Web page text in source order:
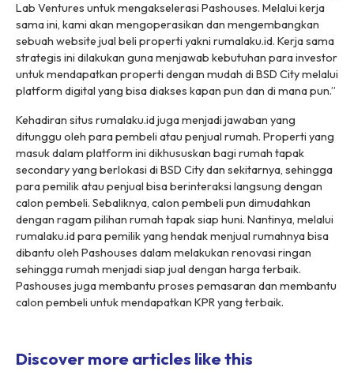
Lab Ventures untuk mengakselerasi Pashouses. Melalui kerja
sama ini, kami akan mengoperasikan dan mengembangkan
sebuah website jual beli properti yakni rumalaku.id. Kerja sama
strategis ini dilakukan guna menjawab kebutuhan para investor
untuk mendapatkan properti dengan mudah di BSD City melalui
platform digital yang bisa diakses kapan pun dan di mana pun.”
Kehadiran situs rumalaku.id juga menjadi jawaban yang
ditunggu oleh para pembeli atau penjual rumah. Properti yang
masuk dalam platform ini dikhususkan bagi rumah tapak
secondary yang berlokasi di BSD City dan sekitarnya, sehingga
para pemilik atau penjual bisa berinteraksi langsung dengan
calon pembeli. Sebaliknya, calon pembeli pun dimudahkan
dengan ragam pilihan rumah tapak siap huni. Nantinya, melalui
rumalaku.id para pemilik yang hendak menjual rumahnya bisa
dibantu oleh Pashouses dalam melakukan renovasi ringan
sehingga rumah menjadi siap jual dengan harga terbaik.
Pashouses juga membantu proses pemasaran dan membantu
calon pembeli untuk mendapatkan KPR yang terbaik.
Discover more articles like this